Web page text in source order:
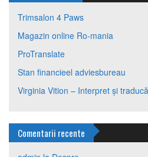
Trimsalon 4 Paws
Magazin online Ro-mania
ProTranslate
Stan financieel adviesbureau
Virginia Vition – Interpret și
Comentarii recente